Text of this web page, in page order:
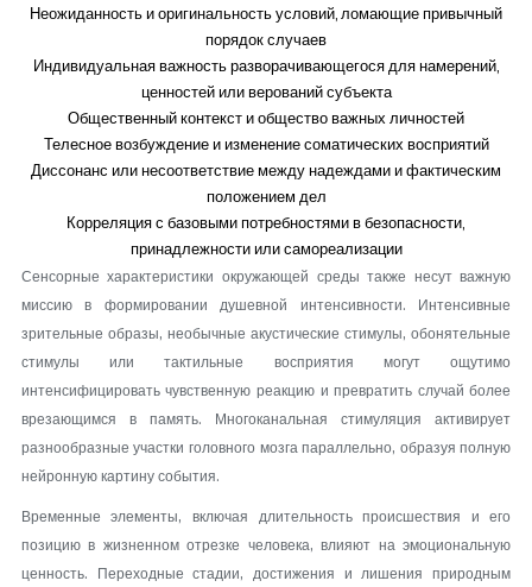
Неожиданность и оригинальность условий, ломающие привычный
порядок случаев
Индивидуальная важность разворачивающегося для намерений,
ценностей или верований субъекта
Общественный контекст и общество важных личностей
Телесное возбуждение и изменение соматических восприятий
Диссонанс или несоответствие между надеждами и фактическим
положением дел
Корреляция с базовыми потребностями в безопасности,
принадлежности или самореализации
Сенсорные характеристики окружающей среды также несут важную
миссию в формировании душевной интенсивности. Интенсивные
зрительные образы, необычные акустические стимулы, обонятельные
стимулы или тактильные восприятия могут ощутимо
интенсифицировать чувственную реакцию и превратить случай более
врезающимся в память. Многоканальная стимуляция активирует
разнообразные участки головного мозга параллельно, образуя полную
нейронную картину события.
Временные элементы, включая длительность происшествия и его
позицию в жизненном отрезке человека, влияют на эмоциональную
ценность. Переходные стадии, достижения и лишения природным